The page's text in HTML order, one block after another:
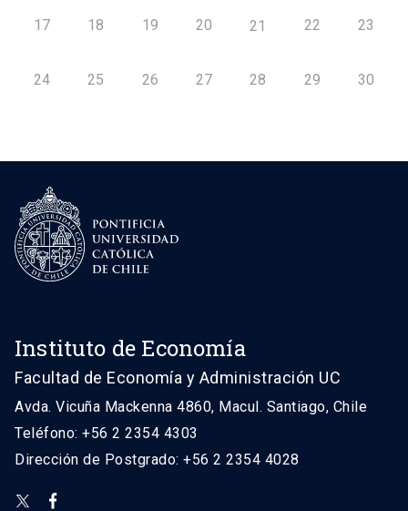
17 18 19 20 21 22 23
24 25 26 27 28 29 30
Instituto de Economía
Facultad de Economía y Administración UC
Avda. Vicuña Mackenna 4860, Macul. Santiago, Chile
Teléfono: +56 2 2354 4303
Dirección de Postgrado: +56 2 2354 4028